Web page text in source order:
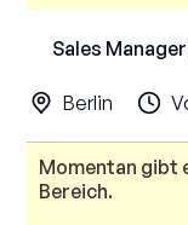
Sales
Berlin
Momentan gibt
Bereich.